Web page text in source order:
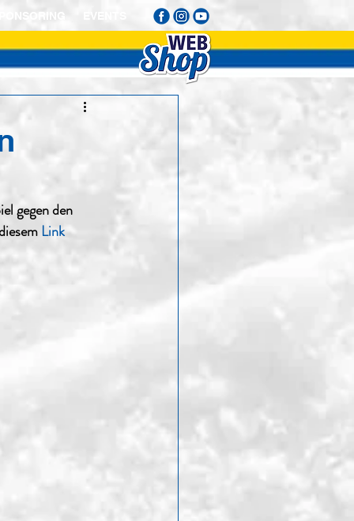
gegen den
Link